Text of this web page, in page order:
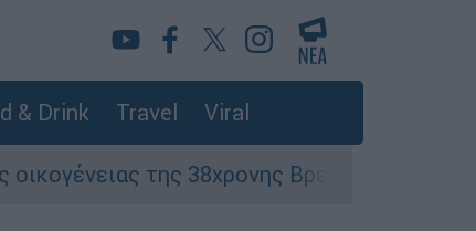
& Drink Travel Viral
38χρονης Βρετανίδας που δολοφονήθηκε